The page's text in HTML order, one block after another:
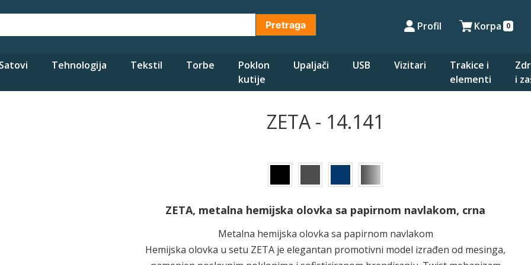
Pretraga Profil Korpa 0
Satovi Tehnologija Tekstil Torbe
Poklon
kutije
Upaljači USB Vizitari
Trakice i
elementi
i
ZETA - 14.141
ZETA, metalna hemijska olovka sa papirnom navlakom, crna
Metalna hemijska olovka sa papirnom navlakom
Hemijska olovka u setu ZETA je elegantan promotivni model izrađen od mesinga,